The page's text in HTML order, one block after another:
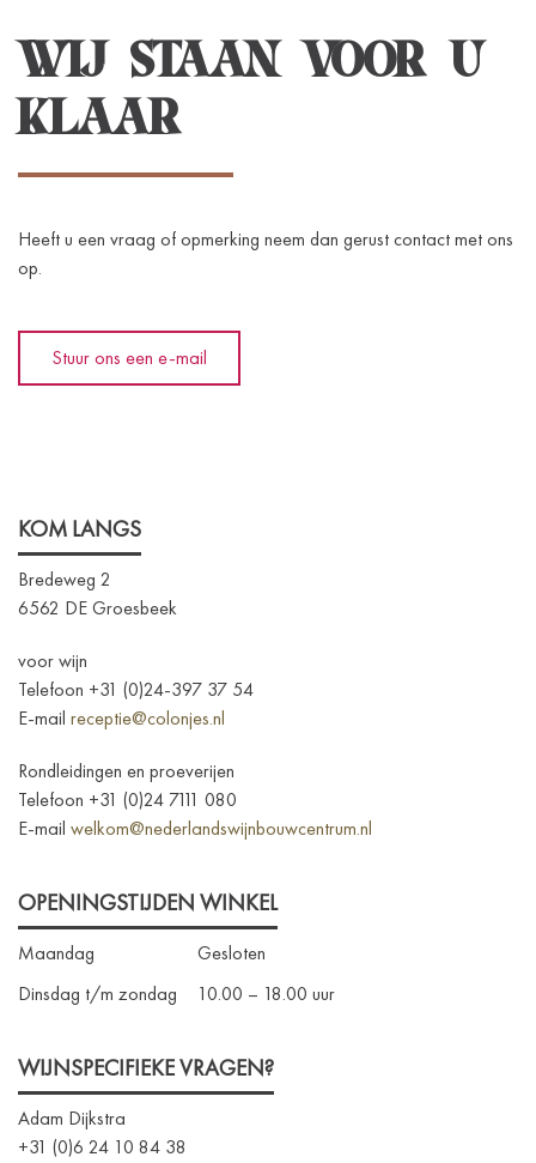
WIJ STAAN VOOR U
KLAAR
Heeft u een vraag of opmerking neem dan gerust contact met ons
op.
Stuur ons een e-mail
KOM LANGS
Bredeweg 2
6562 DE Groesbeek
voor wijn
Telefoon +31 (0)24-397 37 54
E-mail receptie@colonjes.nl
Rondleidingen en proeverijen
Telefoon +31 (0)24 7111 080
E-mail welkom@nederlandswijnbouwcentrum.nl
OPENINGSTIJDEN WINKEL
Maandag
Gesloten
Dinsdag t/m zondag
10.00 – 18.00 uur
WIJNSPECIFIEKE VRAGEN?
Adam Dijkstra
+31 (0)6 24 10 84 38